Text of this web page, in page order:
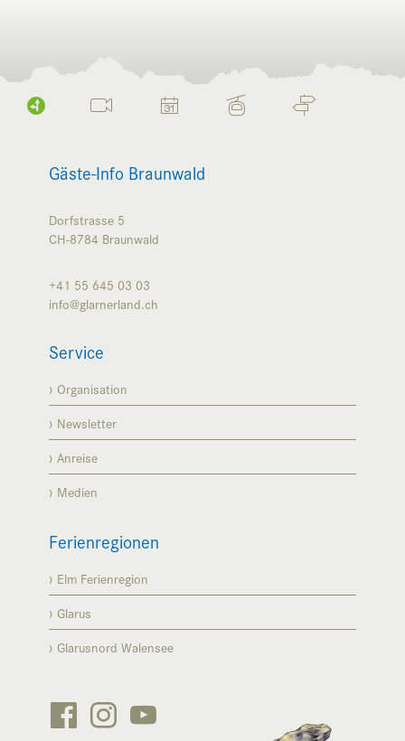
Gäste-Info Braunwald
Dorfstrasse 5
CH-8784 Braunwald
+41 55 645 03 03
info@glarnerland.ch
Service
Organisation
Newsletter
Anreise
Medien
Ferienregionen
Elm Ferienregion
Glarus
Glarusnord Walensee

 